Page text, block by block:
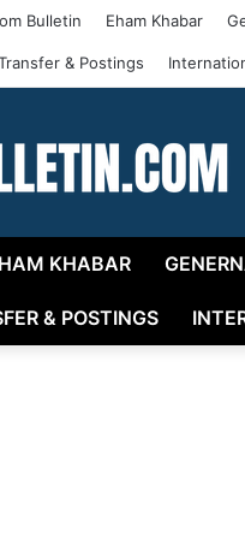
Bulletin Eham Khabar
& Postings
KHABAR
& POSTINGS